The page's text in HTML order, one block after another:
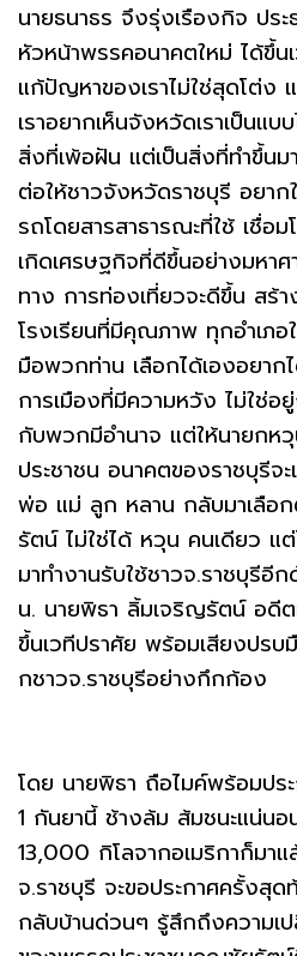
นายธนาธร จึงรุ่งเรืองกิจ ปร
หัวหน้าพรรคอนาคตใหม่ ได้ขึ้น
แก้ปัญหาของเราไม่ใช่สุดโต่ง
เราอยากเห็นจังหวัดเราเป็นแ
สิ่งที่เพ้อฝัน แต่เป็นสิ่งที่ทำขึ้น
ต่อให้ชาวจังหวัดราชบุรี อยาก
รถโดยสารสาธารณะที่ใช้ เชื่อ
เกิดเศรษฐกิจที่ดีขึ้นอย่างมหา
ทาง การท่องเที่ยวจะดีขึ้น ส
โรงเรียนที่มีคุณภาพ ทุกอำเภอ
มือพวกท่าน เลือกได้เองอยาก
การเมืองที่มีความหวัง ไม่ใช่อ
กับพวกมีอำนาจ แต่ให้นายก
ประชาชน อนาคตของราชบุรีจ
พ่อ แม่ ลูก หลาน กลับมาเลือ
รัตน์ ไม่ใช่ได้ หวุน คนเดียว แ
มาทำงานรับใช้ชาวจ.ราชบุรีอี
น. นายพิธา ลิ้มเจริญรัตน์ อดี
ขึ้นเวทีปราศัย พร้อมเสียงปรบ
กชาวจ.ราชบุรีอย่างกึกก้อง
โดย นายพิธา ถือไมค์พร้อมปร
1 กันยานี้ ช้างล้ม ส้มชนะแน่น
13,000 กิโลจากอเมริกาก็ม
จ.ราชบุรี จะขอประกาศครั้งสุด
กลับบ้านด่วนๆ รู้สึกถึงความเ